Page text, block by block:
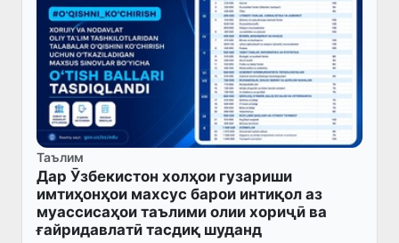
Таълим
Дар Ӯзбекистон холҳои гузариши
имтиҳонҳои махсус барои интиқол аз
муассисаҳои таълими олии хориҷӣ ва
ғайридавлатӣ тасдиқ шуданд